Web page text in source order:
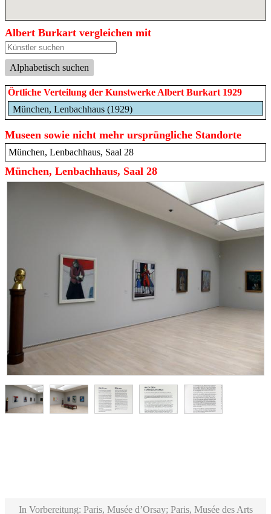
Albert Burkart vergleichen mit
Alphabetisch suchen
Örtliche Verteilung der Kunstwerke Albert Burkart 1929
München, Lenbachhaus (1929)
Museen sowie nicht mehr ursprüngliche Standorte
München, Lenbachhaus, Saal 28
München, Lenbachhaus, Saal 28
In Vorbereitung: Paris, Musée d’Orsay; Paris, Musée des Arts